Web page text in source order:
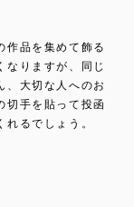
作品を集めて飾る
なりますが、同じ
、大切な人へのお
切手を貼って投函
るでしょう。